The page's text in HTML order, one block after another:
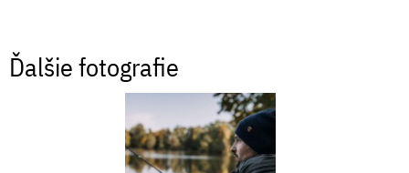
Ďalšie fotografie